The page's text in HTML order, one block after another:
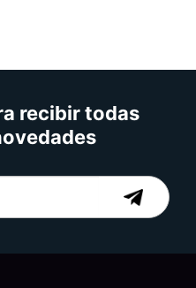
recibir todas